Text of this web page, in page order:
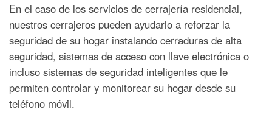
En el caso de los servicios de cerrajería residencial,
nuestros cerrajeros pueden ayudarlo a reforzar la
seguridad de su hogar instalando cerraduras de alta
seguridad, sistemas de acceso con llave electrónica o
incluso sistemas de seguridad inteligentes que le
permiten controlar y monitorear su hogar desde su
teléfono móvil.